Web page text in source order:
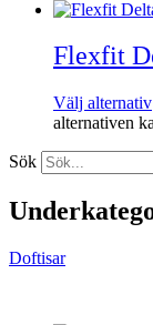
Flexfit
Välj alternativ
alternativen
Sök
Doftisar